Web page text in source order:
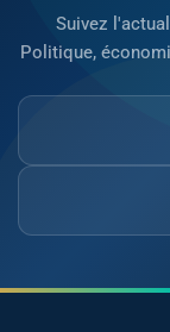
Suivez
Politique,